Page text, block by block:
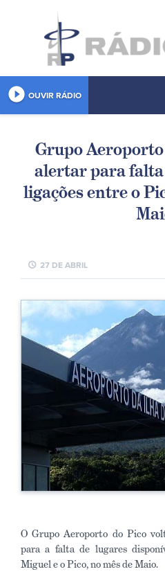
play_circle_filled OUVIR RÁDIO
Grupo
alertar para falta
ligações entre o
schedule 27 DE ABRIL
O Grupo Aeroporto do Pico
para a falta de lugares
Miguel e o Pico, no mês de Maio.